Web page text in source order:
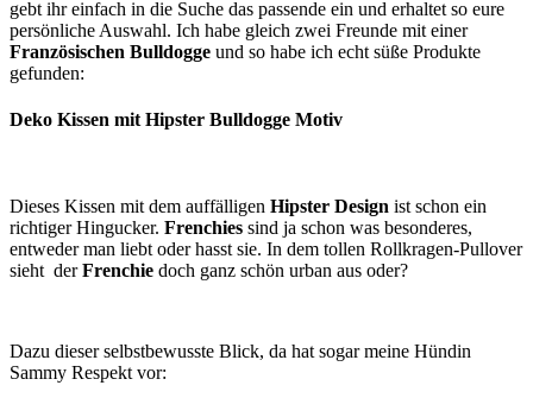
gebt ihr einfach in die Suche das passende ein und erhaltet so eure
persönliche Auswahl. Ich habe gleich zwei Freunde mit einer
Französischen Bulldogge und so habe ich echt süße Produkte
gefunden:
Deko Kissen mit Hipster Bulldogge Motiv
Dieses Kissen mit dem auffälligen Hipster Design ist schon ein
richtiger Hingucker. Frenchies sind ja schon was besonderes,
entweder man liebt oder hasst sie. In dem tollen Rollkragen-Pullover
sieht derFrenchie doch ganz schön urban aus oder?
Dazu dieser selbstbewusste Blick, da hat sogar meine Hündin
Sammy Respekt vor: